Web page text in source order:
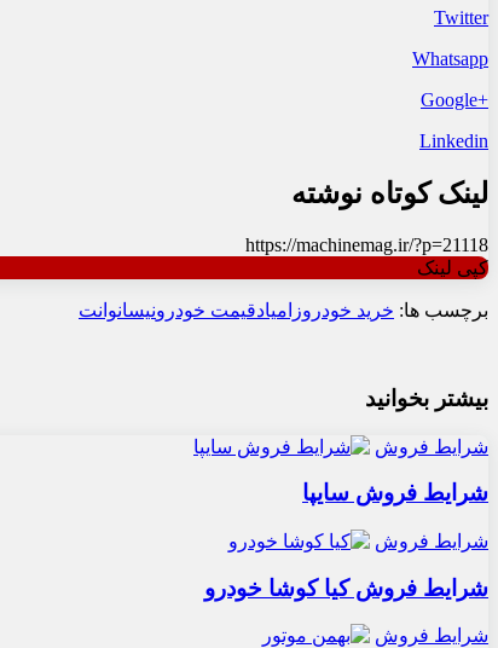
Twitter
Whatsapp
+Google
Linkedin
لینک کوتاه نوشته
https://machinemag.ir/?p=21118
کپی لینک
برچسب ها: خرید خودروزامیادقیمت خودرونیسانوانت
بیشتر بخوانید
شرایط فروش
شرایط فروش سایپا
شرایط فروش
شرایط فروش کیا کوشا خودرو
شرایط فروش